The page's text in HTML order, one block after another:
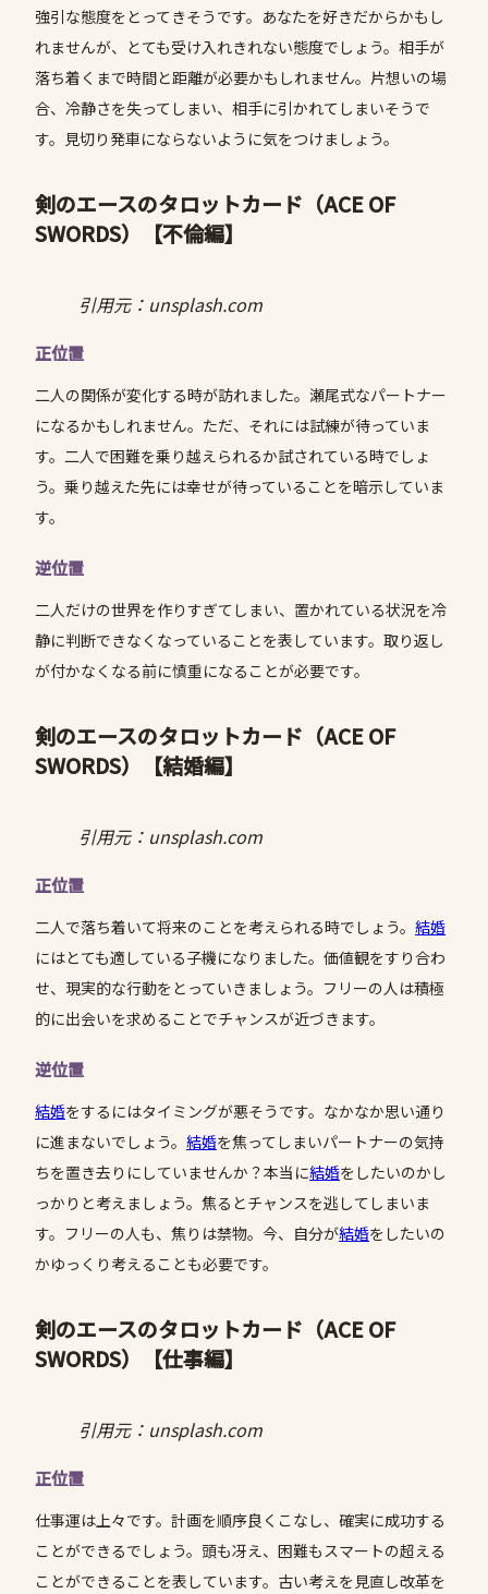
強引な態度をとってきそうです。あなたを好きだからかもし
れませんが、とても受け入れきれない態度でしょう。相手が
落ち着くまで時間と距離が必要かもしれません。片想いの場
合、冷静さを失ってしまい、相手に引かれてしまいそうで
す。見切り発車にならないように気をつけましょう。
剣のエースのタロットカード（ACE OF
SWORDS）
【不倫編】
引用元：unsplash.com
正位置
二人の関係が変化する時が訪れました。瀬尾式なパートナー
になるかもしれません。ただ、それには試練が待っていま
す。二人で困難を乗り越えられるか試されている時でしょ
う。乗り越えた先には幸せが待っていることを暗示していま
す。
逆位置
二人だけの世界を作りすぎてしまい、置かれている状況を冷
静に判断できなくなっていることを表しています。取り返し
が付かなくなる前に慎重になることが必要です。
剣のエースのタロットカード（ACE OF
SWORDS）
【結婚編】
引用元：unsplash.com
正位置
二人で落ち着いて将来のことを考えられる時でしょう。 結婚
にはとても適している子機になりました。価値観をすり合わ
せ、現実的な行動をとっていきましょう。フリーの人は積極
的に出会いを求めることでチャンスが近づきます。
逆位置
結婚をするにはタイミングが悪そうです。なかなか思い通り
に進まないでしょう。 結婚を焦ってしまいパートナーの気持
ちを置き去りにしていませんか？本当に結婚をしたいのかし
っかりと考えましょう。焦るとチャンスを逃してしまいま
す。フリーの人も、焦りは禁物。今、自分が結婚をしたいの
かゆっくり考えることも必要です。
剣のエースのタロットカード（ACE OF
SWORDS）
【仕事編】
引用元：unsplash.com
正位置
仕事運は上々です。計画を順序良くこなし、確実に成功する
ことができるでしょう。頭も冴え、困難もスマートの超える
ことができることを表しています。古い考えを見直し改革を